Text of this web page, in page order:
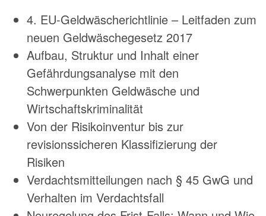
4. EU-Geldwäscherichtlinie – Leitfaden zum
neuen Geldwäschegesetz 2017
Aufbau, Struktur und Inhalt einer
Gefährdungsanalyse mit den
Schwerpunkten Geldwäsche und
Wirtschaftskriminalität
Von der Risikoinventur bis zur
revisionssicheren Klassifizierung der
Risiken
Verdachtsmitteilungen nach § 45 GwG und
Verhalten im Verdachtsfall